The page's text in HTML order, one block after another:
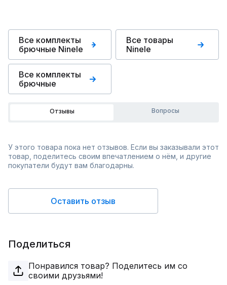
Все комплекты
брючные Ninele
Все товары
Ninele
Все комплекты
брючные
Отзывы Вопросы
У этого товара пока нет отзывов. Если вы заказывали этот
товар, поделитесь своим впечатлением о нём, и другие
покупатели будут вам благодарны.
Оставить отзыв
Поделиться
Понравился товар? Поделитесь им со
своими друзьями!